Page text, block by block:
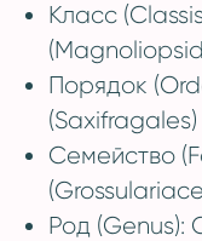
Класс
Порядок
(Saxifragales)
Семейство
Род (Genus):